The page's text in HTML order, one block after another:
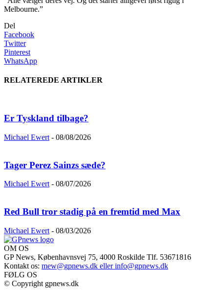
Melbourne.”
Del
Facebook
Twitter
Pinterest
WhatsApp
RELATEREDE ARTIKLER
Er Tyskland tilbage?
Michael Ewert - 08/08/2026
Tager Perez Sainzs sæde?
Michael Ewert - 08/07/2026
Red Bull tror stadig på en fremtid med Max
Michael Ewert - 08/03/2026
OM OS
GP News, Københavnsvej 75, 4000 Roskilde Tlf. 53671816
Kontakt os: mew@gpnews.dk eller info@gpnews.dk
FØLG OS
© Copyright gpnews.dk